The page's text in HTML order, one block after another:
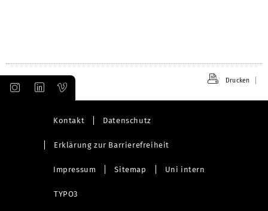
Drucken
Kontakt Datenschutz
Erklärung zur Barrierefreiheit
Impressum Sitemap Uni intern
TYPO3